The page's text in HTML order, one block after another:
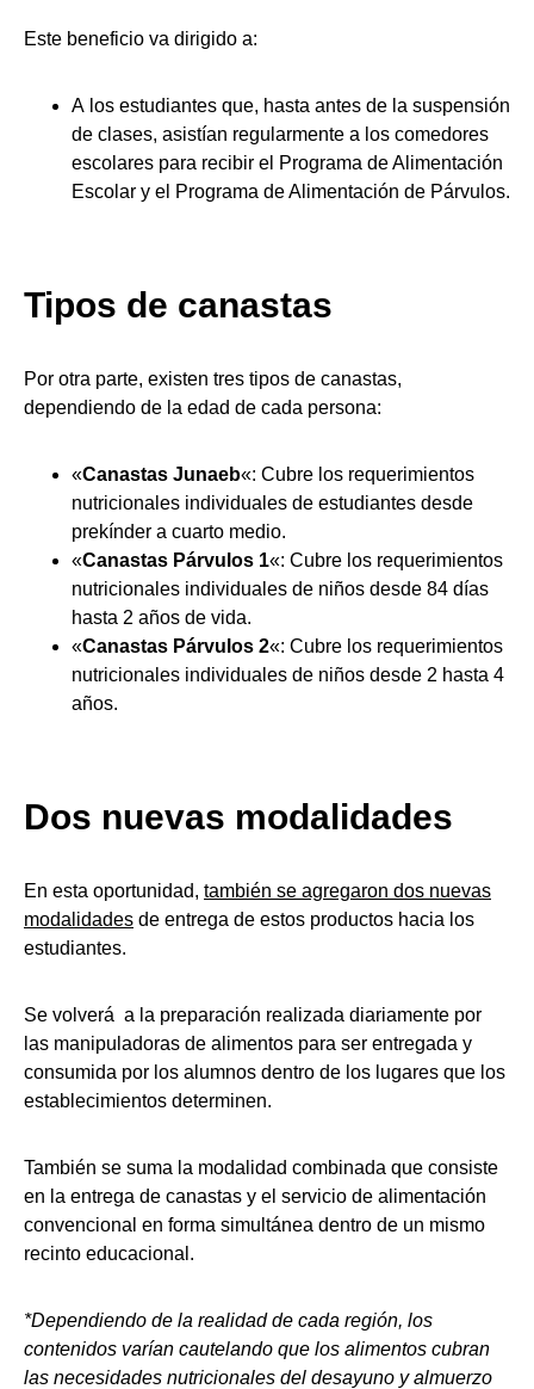
Este beneficio va dirigido a:
A los estudiantes que, hasta antes de la suspensión
de clases, asistían regularmente a los comedores
escolares para recibir el Programa de Alimentación
Escolar y el Programa de Alimentación de Párvulos.
Tipos de canastas
Por otra parte, existen tres tipos de canastas,
dependiendo de la edad de cada persona:
«Canastas Junaeb«: Cubre los requerimientos
nutricionales individuales de estudiantes desde
prekínder a cuarto medio.
«Canastas Párvulos 1«: Cubre los requerimientos
nutricionales individuales de niños desde 84 días
hasta 2 años de vida.
«Canastas Párvulos 2«: Cubre los requerimientos
nutricionales individuales de niños desde 2 hasta 4
años.
Dos nuevas modalidades
En esta oportunidad, también se agregaron dos nuevas
modalidades de entrega de estos productos hacia los
estudiantes.
Se volverá a la preparación realizada diariamente por
las manipuladoras de alimentos para ser entregada y
consumida por los alumnos dentro de los lugares que los
establecimientos determinen.
También se suma la modalidad combinada que consiste
en la entrega de canastas y el servicio de alimentación
convencional en forma simultánea dentro de un mismo
recinto educacional.
*Dependiendo de la realidad de cada región, los
contenidos varían cautelando que los alimentos cubran
las necesidades nutricionales del desayuno y almuerzo